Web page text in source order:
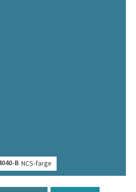
B NCS-farge